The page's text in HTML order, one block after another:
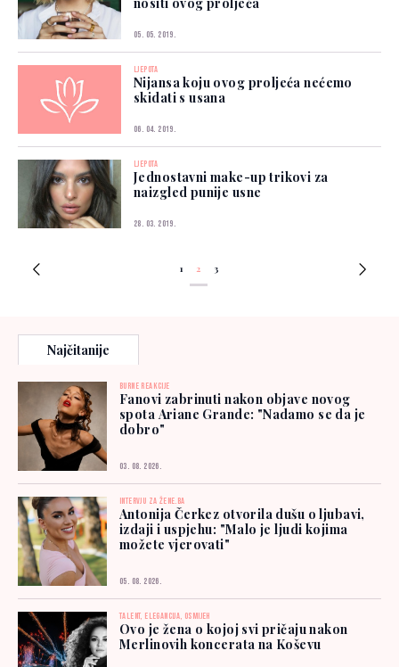
05. 05. 2019.
LJEPOTA
Nijansa koju ovog proljeća nećemo
skidati s usana
06. 04. 2019.
LJEPOTA
Jednostavni make-up trikovi za
naizgled punije usne
28. 03. 2019.
1 2 3
Najčitanije
BURNE REAKCIJE
Fanovi zabrinuti nakon objave novog
spota Ariane Grande: "Nadamo se da je
dobro"
03. 08. 2026.
INTERVJU ZA ŽENE.BA
Antonija Čerkez otvorila dušu o ljubavi,
izdaji i uspjehu: "Malo je ljudi kojima
možete vjerovati"
05. 08. 2026.
TALENT, ELEGANCIJA, OSMIJEH
Ovo je žena o kojoj svi pričaju nakon
Merlinovih koncerata na Koševu